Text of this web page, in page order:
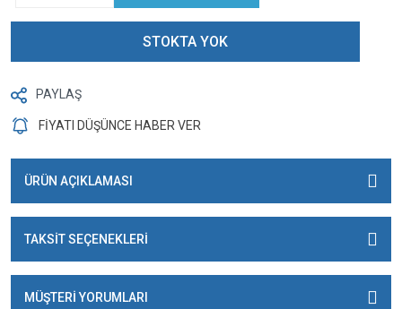
STOKTA YOK
PAYLAŞ
FİYATI DÜŞÜNCE HABER VER
ÜRÜN AÇIKLAMASI
TAKSİT SEÇENEKLERİ
MÜŞTERİ YORUMLARI